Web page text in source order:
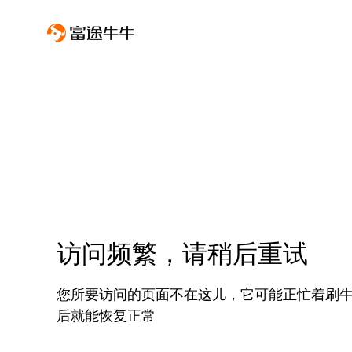
访问频繁，请稍后重试
您所要访问的页面不在这儿，它可能正忙着刷
后就能恢复正常